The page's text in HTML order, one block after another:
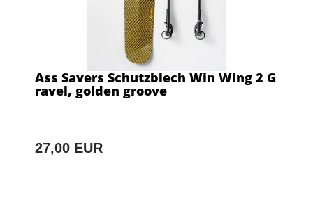
Ass Savers Schutzblech Win Wing 2 G
ravel, golden groove
27,00 EUR